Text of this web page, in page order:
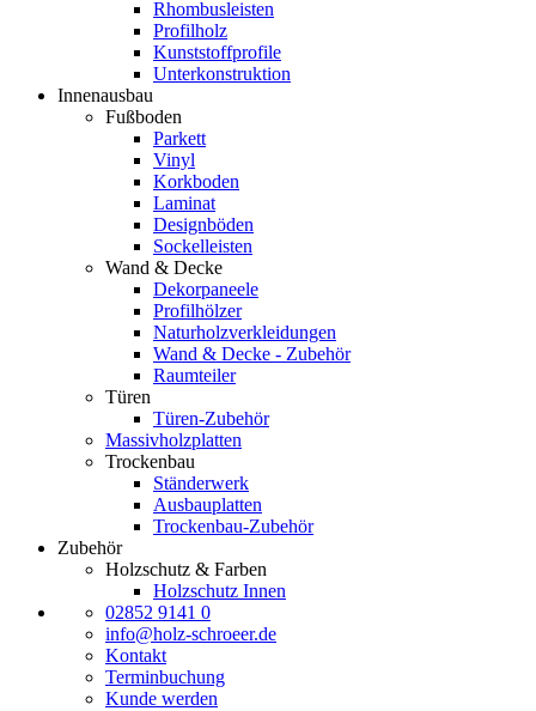
Rhombusleisten
Profilholz
Kunststoffprofile
Unterkonstruktion
Innenausbau
Fußboden
Parkett
Vinyl
Korkboden
Laminat
Designböden
Sockelleisten
Wand & Decke
Dekorpaneele
Profilhölzer
Naturholzverkleidungen
Wand & Decke - Zubehör
Raumteiler
Türen
Türen-Zubehör
Massivholzplatten
Trockenbau
Ständerwerk
Ausbauplatten
Trockenbau-Zubehör
Zubehör
Holzschutz & Farben
Holzschutz Innen
02852 9141 0
info@holz-schroeer.de
Kontakt
Terminbuchung
Kunde werden